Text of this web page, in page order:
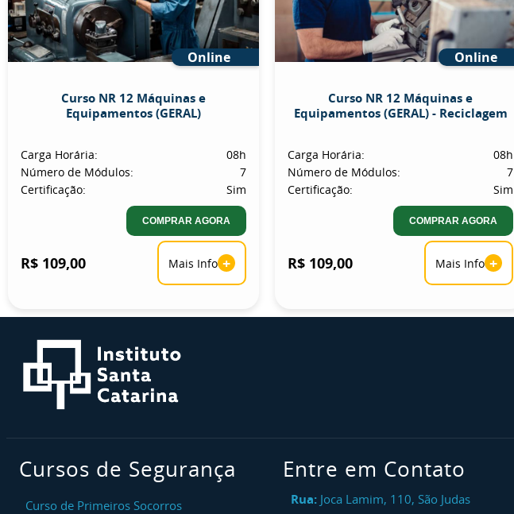
Online
Curso NR 12 Máquinas e
Equipamentos (GERAL)
Carga Horária:
08h
Número de Módulos:
7
Certificação:
Sim
COMPRAR AGORA
R$ 109,00 Mais Info +
Online
Curso NR 12 Máquinas e
Equipamentos (GERAL) - Reciclagem
Carga Horária:
08h
Número de Módulos:
7
Certificação:
Sim
COMPRAR AGORA
R$ 109,00 Mais Info +
Cursos de Segurança
Curso de Primeiros Socorros
Entre em Contato
Rua: Joca Lamim, 110, São Judas